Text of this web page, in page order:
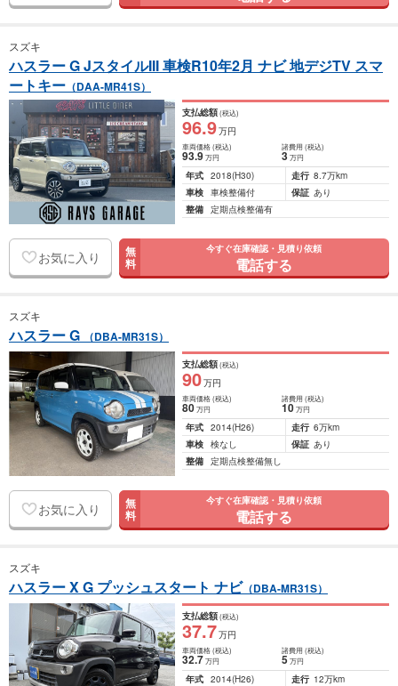
スズキ
ハスラー G JスタイルIII 車検R10年2月 ナビ 地デジTV スマ
ートキー （DAA-MR41S）
支払総額(税込)
96.9万円
車両価格(税込)
93.9万円
諸費用 (税込)
3 万円
年式 2018(H30) 走行 8.7万km
車検 車検整備付 保証 あり
整備 定期点検整備有
お気に入り 無
料
今すぐ在庫確認・見積り依頼
電話する
スズキ
ハスラー G （DBA-MR31S）
支払総額(税込)
90万円
車両価格(税込)
80万円
諸費用 (税込)
10 万円
年式 2014(H26) 走行 6万km
車検 検なし 保証 あり
整備 定期点検整備無し
お気に入り 無
料
今すぐ在庫確認・見積り依頼
電話する
スズキ
ハスラー X G プッシュスタート ナビ（DBA-MR31S）
支払総額(税込)
37.7万円
車両価格(税込)
32.7万円
諸費用 (税込)
5 万円
年式 2014(H26) 走行 12万km